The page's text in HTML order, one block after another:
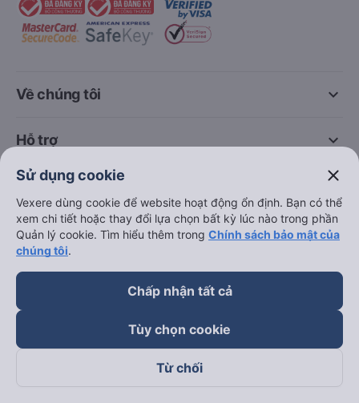
keyboard_arrow_down
Về chúng tôi
keyboard_arrow_down
Hỗ trợ
keyboard_arrow_down
Trở thành đối tác
Đối tác thanh toán
Sử dụng cookie close
Vexere dùng cookie để website hoạt động ổn định. Bạn có thể
xem chi tiết hoặc thay đổi lựa chọn bất kỳ lúc nào trong phần
Quản lý cookie. Tìm hiểu thêm trong Chính sách bảo mật của
chúng tôi.
Chấp nhận tất cả
Tùy chọn cookie
Từ chối